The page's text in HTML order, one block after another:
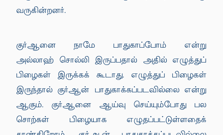
வருகின்றனர்.
குர்ஆனை நாமே பாதுகாப்போம் என்று
அல்லாஹ் சொல்லி இருப்பதால் அதில் எழுத்துப்
பிழைகள் இருக்கக் கூடாது. எழுத்துப் பிழைகள்
இருந்தால் குர்ஆன் பாதுகாக்கப்படவில்லை என்று
ஆகும். குர்ஆனை ஆய்வு செய்யும்போது பல
சொற்கள் பிழையாக எழுதப்பட்டுள்ளதைக்